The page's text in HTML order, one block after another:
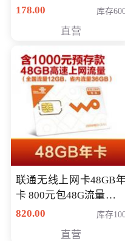
通）
178.00 库存
直营
联通无线上网卡48GB
卡 800元包48G流量，其
中全国流量12G，省
820.00 库存
直营